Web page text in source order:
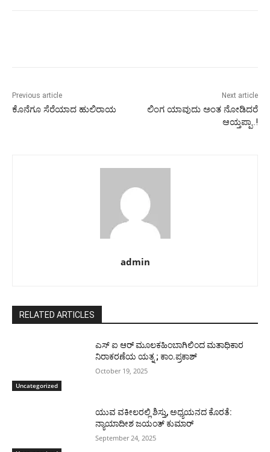
Previous article
ಕೊನೆಗೂ ಸೆರೆಯಾದ ಹುಲಿರಾಯ
Next article
ಲಿಂಗ ಯಾವುದು ಅಂತ ನೋಡಿದರೆ
ಆಯ್ತಪ್ಪಾ..!
admin
RELATED ARTICLES
Uncategorized
ಎಸ್ ಐ ಆರ್ ಮೂಲಕಹಿಂಬಾಗಿಲಿಂದ ಮತಾಧಿಕಾರ
ನಿರಾಕರಣೆಯ ಯತ್ನ ; ಕಾಂ.ಪ್ರಕಾಶ್
October 19, 2025
ಯುವ ವಕೀಲರಲ್ಲಿ ಶಿಸ್ತು, ಅಧ್ಯಯನದ ಕೊರತೆ:
ನ್ಯಾಯಾದೀಶ ಜಯಂತ್ ಕುಮಾರ್
September 24, 2025